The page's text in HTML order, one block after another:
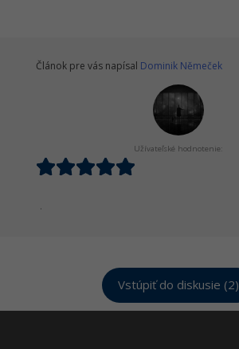
Článok pre vás napísal Dominik Němeček
Užívateľské hodnotenie:
.
Vstúpiť do diskusie (2)